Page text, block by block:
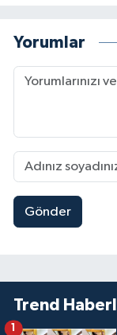
Yorumlar
Gönder
Trend
1